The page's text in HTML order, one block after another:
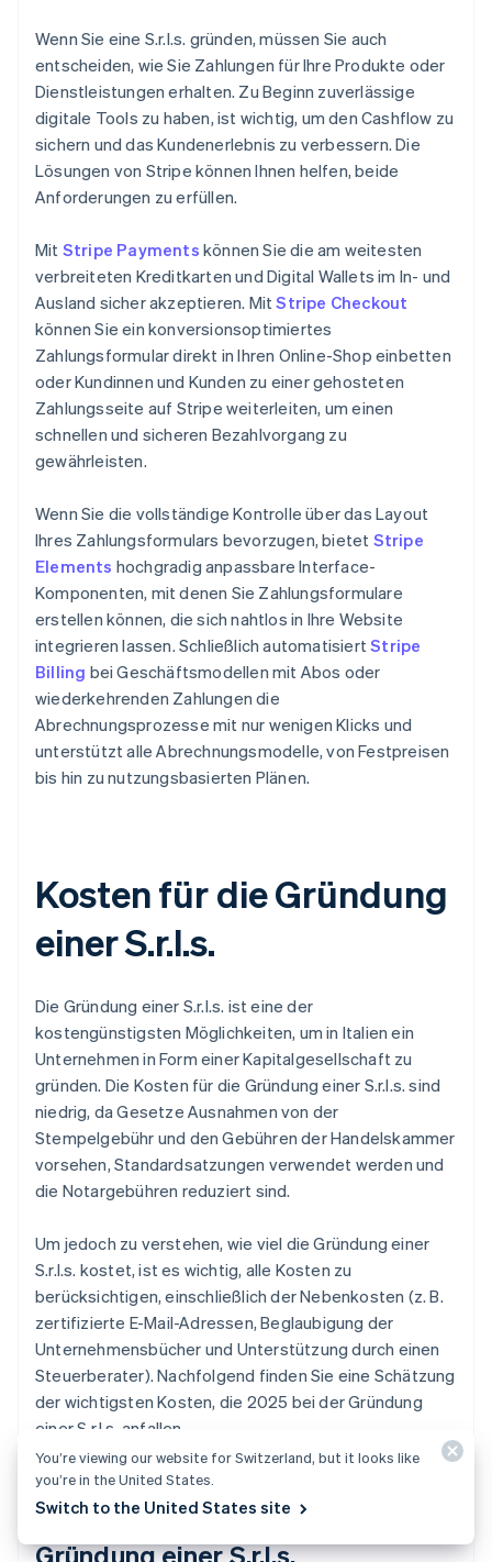
Wenn Sie eine S.r.l.s. gründen, müssen Sie auch
entscheiden, wie Sie Zahlungen für Ihre Produkte oder
Dienstleistungen erhalten. Zu Beginn zuverlässige
digitale Tools zu haben, ist wichtig, um den Cashflow zu
sichern und das Kundenerlebnis zu verbessern. Die
Lösungen von Stripe können Ihnen helfen, beide
Anforderungen zu erfüllen.
Mit Stripe Payments können Sie die am weitesten
verbreiteten Kreditkarten und Digital Wallets im In- und
Ausland sicher akzeptieren. MitStripe Checkout
können Sie ein konversionsoptimiertes
Zahlungsformular direkt in Ihren Online-Shop einbetten
oder Kundinnen und Kunden zu einer gehosteten
Zahlungsseite auf Stripe weiterleiten, um einen
schnellen und sicheren Bezahlvorgang zu
gewährleisten.
Wenn Sie die vollständige Kontrolle über das Layout
Ihres Zahlungsformulars bevorzugen, bietet Stripe
Elements hochgradig anpassbare Interface-
Komponenten, mit denen Sie Zahlungsformulare
erstellen können, die sich nahtlos in Ihre Website
integrieren lassen. Schließlich automatisiertStripe
Billing bei Geschäftsmodellen mit Abos oder
wiederkehrenden Zahlungen die
Abrechnungsprozesse mit nur wenigen Klicks und
unterstützt alle Abrechnungsmodelle, von Festpreisen
bis hin zu nutzungsbasierten Plänen.
Kosten für die Gründung
einer S.r.l.s.
Die Gründung einer S.r.l.s. ist eine der
kostengünstigsten Möglichkeiten, um in Italien ein
Unternehmen in Form einer Kapitalgesellschaft zu
gründen. Die Kosten für die Gründung einer S.r.l.s. sind
niedrig, da Gesetze Ausnahmen von der
Stempelgebühr und den Gebühren der Handelskammer
vorsehen, Standardsatzungen verwendet werden und
die Notargebühren reduziert sind.
Um jedoch zu verstehen, wie viel die Gründung einer
S.r.l.s. kostet, ist es wichtig, alle Kosten zu
berücksichtigen, einschließlich der Nebenkosten (z. B.
zertifizierte E-Mail-Adressen, Beglaubigung der
Unternehmensbücher und Unterstützung durch einen
Steuerberater). Nachfolgend finden Sie eine Schätzung
der wichtigsten Kosten, die 2025 bei der Gründung
einer S.r.l.s. anfallen.
Wie viel Kapital ist für die
You’re viewing our website for Switzerland, but it looks like
you’re in the United States.
Switch to the United States site